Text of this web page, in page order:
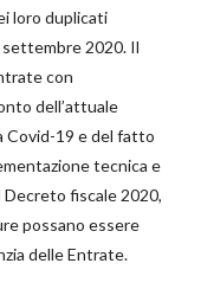
loro duplicati
2020. Il
con
dell’attuale
Covid-19 e del fatto
tecnica e
fiscale 2020,
possano essere
delle Entrate.